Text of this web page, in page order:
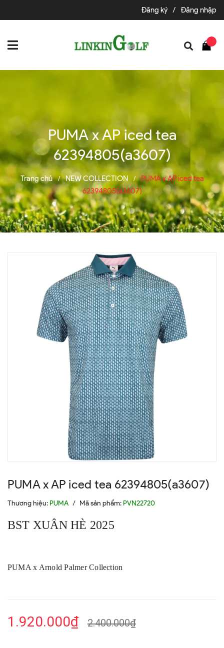
Đăng ký / Đăng nhập
PUMA x AP iced tea
62394805(a3607)
Trang chủ / NEW COLLECTION /
PUMA x AP iced tea
62394805(a3607)
PUMA x AP iced tea 62394805(a3607)
Thương hiệu: PUMA / Mã sản phẩm: PVN22720
BST XUÂN HÈ 2025
PUMA x Arnold Palmer Collection
1.920.000₫ 2.400.000₫